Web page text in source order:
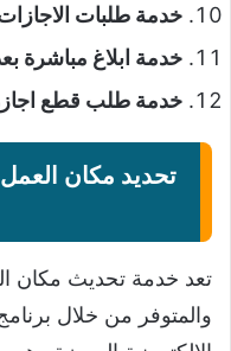
خدمة طلبات
خدمة ابلاغ مباشرة
خدمة طلب قطع
تحديد مكان العمل
تعد خدمة تحديث مكان
والمتوفر من خلال